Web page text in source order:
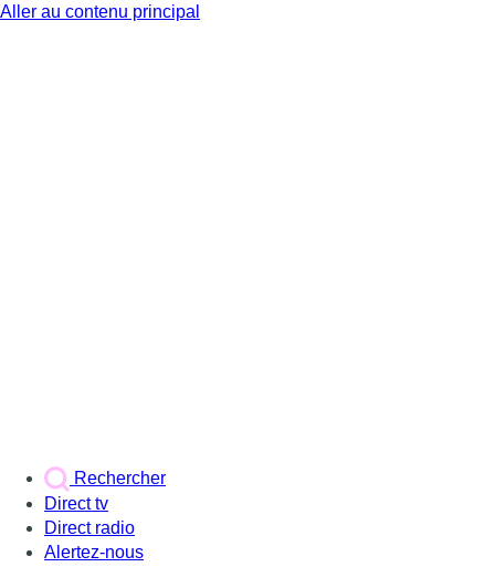
Aller au contenu principal
Rechercher
Direct tv
Direct radio
Alertez-nous